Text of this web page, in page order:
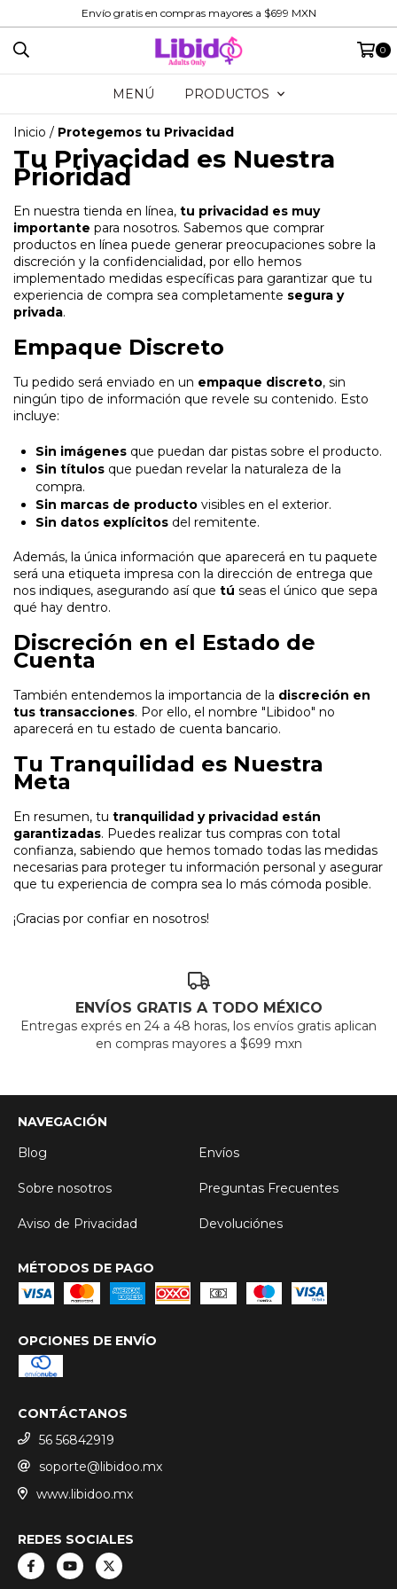
Envío gratis en compras mayores a $699 MXN
0
MENÚ PRODUCTOS
Inicio / Protegemos tu Privacidad
Tu Privacidad es Nuestra
Prioridad
En nuestra tienda en línea, tu privacidad es muy
importante para nosotros. Sabemos que comprar
productos en línea puede generar preocupaciones sobre la
discreción y la confidencialidad, por ello hemos
implementado medidas específicas para garantizar que tu
experiencia de compra sea completamente segura y
privada.
Empaque Discreto
Tu pedido será enviado en un empaque discreto, sin
ningún tipo de información que revele su contenido. Esto
incluye:
Sin imágenes que puedan dar pistas sobre el producto.
Sin títulos que puedan revelar la naturaleza de la
compra.
Sin marcas de producto visibles en el exterior.
Sin datos explícitos del remitente.
Además, la única información que aparecerá en tu paquete
será una etiqueta impresa con la dirección de entrega que
nos indiques, asegurando así que tú seas el único que sepa
qué hay dentro.
Discreción en el Estado de
Cuenta
También entendemos la importancia de la discreción en
tus transacciones. Por ello, el nombre "Libidoo" no
aparecerá en tu estado de cuenta bancario.
Tu Tranquilidad es Nuestra
Meta
En resumen, tu tranquilidad y privacidad están
garantizadas. Puedes realizar tus compras con total
confianza, sabiendo que hemos tomado todas las medidas
necesarias para proteger tu información personal y asegurar
que tu experiencia de compra sea lo más cómoda posible.
¡Gracias por confiar en nosotros!
ENVÍOS GRATIS A TODO MÉXICO
Entregas exprés en 24 a 48 horas, los envíos gratis aplican
en compras mayores a $699 mxn
NAVEGACIÓN
Blog
Envíos
Sobre nosotros Preguntas Frecuentes
Aviso de Privacidad Devoluciónes
MÉTODOS DE PAGO
OPCIONES DE ENVÍO
CONTÁCTANOS
56 56842919
soporte@libidoo.mx
www.libidoo.mx
REDES SOCIALES